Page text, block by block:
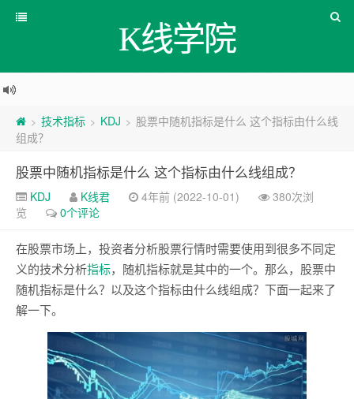
K线学院
> 技术指标 > KDJ > 股票中随机指标是什么 这个指标由什么线
组成？
股票中随机指标是什么 这个指标由什么线组成？
KDJ K线君 4年前 (2022-10-01)
380次浏
览
0个评论
在股票市场上，投资者分析股票行情时需要使用到很多不同定
义的技术分析指标，随机指标就是其中的一个。那么，股票中
随机指标是什么？以及这个指标由什么线组成？下面一起来了
解一下。